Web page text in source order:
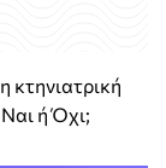
κτηνιατρική
ή Όχι;